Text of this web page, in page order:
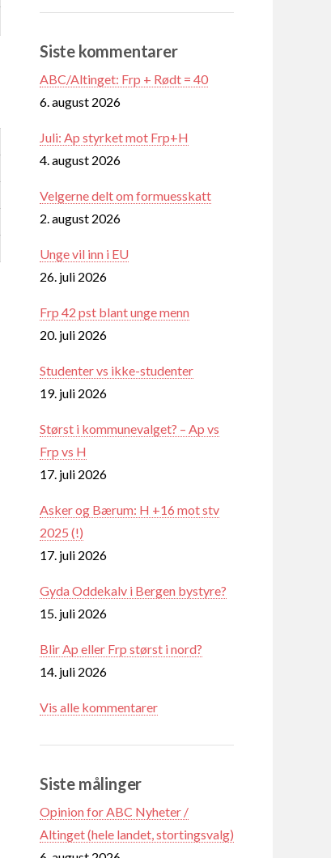
Siste kommentarer
ABC/Altinget: Frp + Rødt = 40
6. august 2026
Juli: Ap styrket mot Frp+H
4. august 2026
Velgerne delt om formuesskatt
2. august 2026
Unge vil inn i EU
26. juli 2026
Frp 42 pst blant unge menn
20. juli 2026
Studenter vs ikke-studenter
19. juli 2026
Størst i kommunevalget? – Ap vs
Frp vs H
17. juli 2026
Asker og Bærum: H +16 mot stv
2025 (!)
17. juli 2026
Gyda Oddekalv i Bergen bystyre?
15. juli 2026
Blir Ap eller Frp størst i nord?
14. juli 2026
Vis alle kommentarer
Siste målinger
Opinion for ABC Nyheter /
Altinget (hele landet, stortingsvalg)